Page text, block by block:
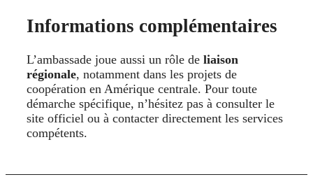
Informations complémentaires
L’ambassade joue aussi un rôle de liaison
régionale, notamment dans les projets de
coopération en Amérique centrale. Pour toute
démarche spécifique, n’hésitez pas à consulter le
site officiel ou à contacter directement les services
compétents.